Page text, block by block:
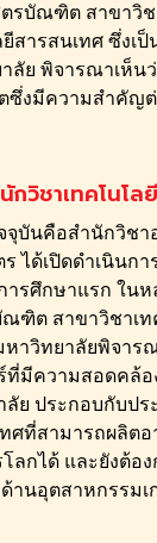
รบัณฑิต สาขาวิ
สารสนเทศ ซึ่งเ
ลัย พิจารณาเห็น
ซึ่งมีความสำคัญ
วิชาเทคโนโล
จุบันคือสำนักวิชา
ร ได้เปิดดำเนินก
ารศึกษาแรก ใน
ฑิต สาขาวิชาเท
หาวิทยาลัยพิจาร
ที่มีความสอดคล้อ
ย ประกอบกับปร
ทศที่สามารถผลิต
ลกได้ และยังต้อ
านอุตสาหกรรม